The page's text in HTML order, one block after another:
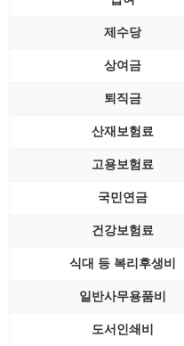
제수당
상여금
퇴직금
산재보험료
고용보험료
국민연금
건강보험료
식대 등 복리후생비
일반사무용품비
도서인쇄비